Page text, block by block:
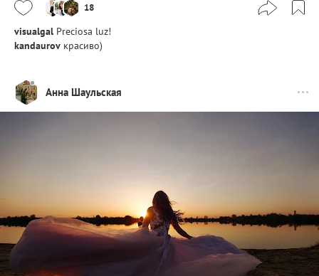
18
visualgal Preciosa luz!
kandaurov красиво)
Анна Шаульская